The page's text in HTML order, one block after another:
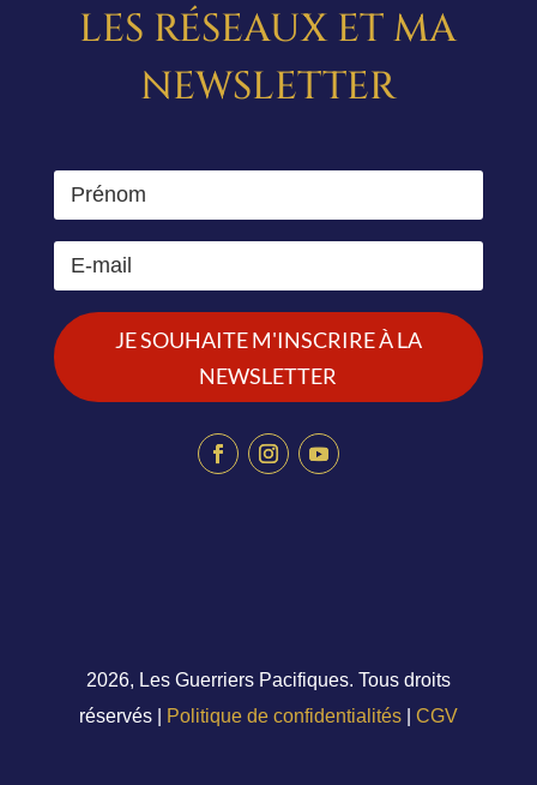
LES RÉSEAUX ET MA
NEWSLETTER
JE SOUHAITE M'INSCRIRE À LA
NEWSLETTER
2026, Les Guerriers Pacifiques. Tous droits
réservés |
Politique de confidentialités| CGV